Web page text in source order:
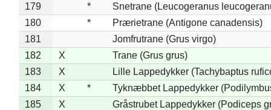
179
*
Snetrane (Leucogeranus
180
*
Prærietrane (Antigone canadensis)
181
Jomfrutrane (Grus virgo)
182
X
Trane (Grus grus)
183
X
Lille Lappedykker (Tachybaptus
184
X *
Tyknæbbet Lappedykker
185
X
Gråstrubet Lappedykker (Podiceps